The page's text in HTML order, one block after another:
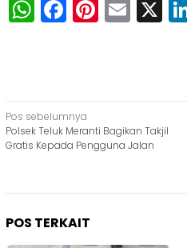
WhatsAppX
Navigasi
pos
Pos sebelumnya
Polsek Teluk Meranti Bagikan Takjil
Gratis Kepada Pengguna Jalan
POS TERKAIT